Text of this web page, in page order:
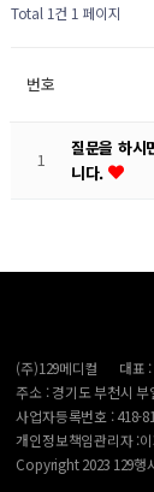
Total 1건 1 페이지
번호
1
질문을 하시
니다.
(주)129메디컬
대표
주소 : 경기도 부천시
사업자등록번호 : 418-
개인정보책임관리자 :
Copyright 2023 129행